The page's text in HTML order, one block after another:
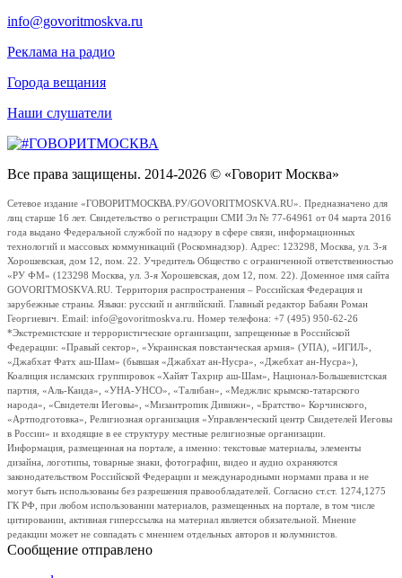
info@govoritmoskva.ru
Реклама на радио
Города вещания
Наши слушатели
Все права защищены. 2014-2026 © «Говорит Москва»
Сетевое издание «ГОВОРИТМОСКВА.РУ/GOVORITMOSKVA.RU». Предназначено для
лиц старше 16 лет. Свидетельство о регистрации СМИ Эл № 77-64961 от 04 марта 2016
года выдано Федеральной службой по надзору в сфере связи, информационных
технологий и массовых коммуникаций (Роскомнадзор). Адрес: 123298, Москва, ул. 3-я
Хорошевская, дом 12, пом. 22. Учредитель Общество с ограниченной ответственностью
«РУ ФМ» (123298 Москва, ул. 3-я Хорошевская, дом 12, пом. 22). Доменное имя сайта
GOVORITMOSKVA.RU. Территория распространения – Российская Федерация и
зарубежные страны. Языки: русский и английский. Главный редактор Бабаян Роман
Георгиевич. Email: info@govoritmoskva.ru. Номер телефона: +7 (495) 950-62-26
*Экстремистские и террористические организации, запрещенные в Российской
Федерации: «Правый сектор», «Украинская повстанческая армия» (УПА), «ИГИЛ»,
«Джабхат Фатх аш-Шам» (бывшая «Джабхат ан-Нусра», «Джебхат ан-Нусра»),
Коалиция исламских группировок «Хайят Тахрир аш-Шам», Национал-Большевистская
партия, «Аль-Каида», «УНА-УНСО», «Талибан», «Меджлис крымско-татарского
народа», «Свидетели Иеговы», «Мизантропик Дивижн», «Братство» Корчинского,
«Артподготовка», Религиозная организация «Управленческий центр Свидетелей Иеговы
в России» и входящие в ее структуру местные религиозные организации.
Информация, размещенная на портале, а именно: текстовые материалы, элементы
дизайна, логотипы, товарные знаки, фотографии, видео и аудио охраняются
законодательством Российской Федерации и международными нормами права и не
могут быть использованы без разрешения правообладателей. Согласно ст.ст. 1274,1275
ГК РФ, при любом использовании материалов, размещенных на портале, в том числе
цитировании, активная гиперссылка на материал является обязательной. Мнение
редакции может не совпадать с мнением отдельных авторов и колумнистов.
Сообщение отправлено